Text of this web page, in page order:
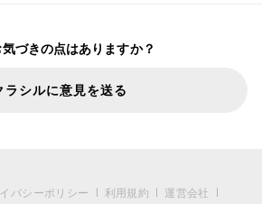
づきの点はありますか？
ラシルに意見を送る
バシーポリシー 利用規約
運営会社